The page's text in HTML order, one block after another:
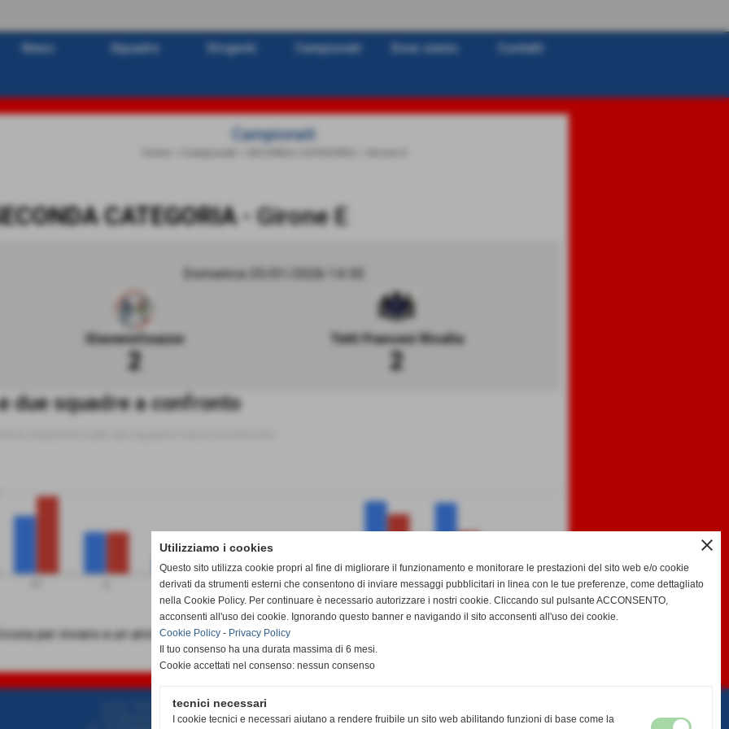
News Squadre Dirigenti Campionati Dove siamo Contatti
Campionati
CATEGORIA- Girone E
Domenica 25/01/2026 14:30
GiavenoCoazze Tetti Francesi Rivalta
2 2
due squadre a confronto
V N P GF GS DR
GiavenoCoazze Tetti Francesi Rivalta
SCHEDA-
A.S.D. SPORTING PISCINESE RIVA
Via Buriasco, 10/12 - Piscina (Torino)
close
Utilizziamo i cookies
Questo sito utilizza cookie propri al fine di migliorare il funzionamento e monitorare le prestazioni del sito web e/o cookie
derivati da strumenti esterni che consentono di inviare messaggi pubblicitari in linea con le tue preferenze, come dettagliato
nella Cookie Policy. Per continuare è necessario autorizzare i nostri cookie. Cliccando sul pulsante ACCONSENTO,
acconsenti all'uso dei cookie. Ignorando questo banner e navigando il sito acconsenti all'uso dei cookie.
Cookie Policy - Privacy Policy
Il tuo consenso ha una durata massima di 6 mesi.
Cookie accettati nel consenso: nessun consenso
tecnici necessari
I cookie tecnici e necessari aiutano a rendere fruibile un sito web abilitando funzioni di base come la